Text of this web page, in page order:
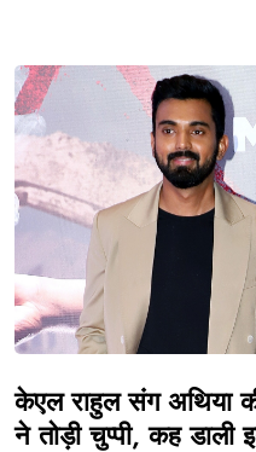
केएल राहुल संग अथिया
ने तोड़ी चुप्पी, कह डाली